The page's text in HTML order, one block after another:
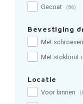
Gecoat (86)
Bevestiging
Met
Met stokbout
Locatie
Voor binnen